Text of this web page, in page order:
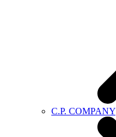
C.P. COMPANY